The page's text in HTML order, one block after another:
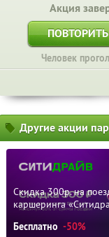
Акция
Человек
Другие акции
Скидка 300р. на
каршеринга
Бесплатно -50%